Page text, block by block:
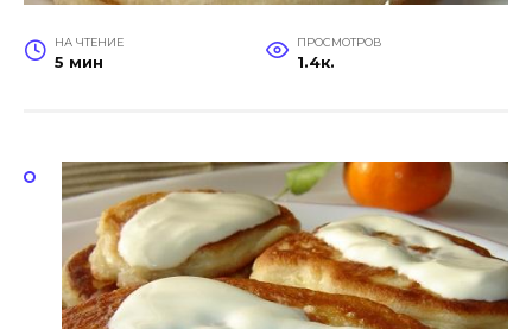
НА ЧТЕНИЕ
5 мин
ПРОСМОТРОВ
1.4к.